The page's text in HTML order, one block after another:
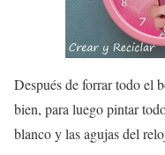
Después de forrar todo el
bien, para luego pintar
blanco y las agujas del